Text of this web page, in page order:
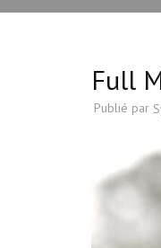
Full
Publié par